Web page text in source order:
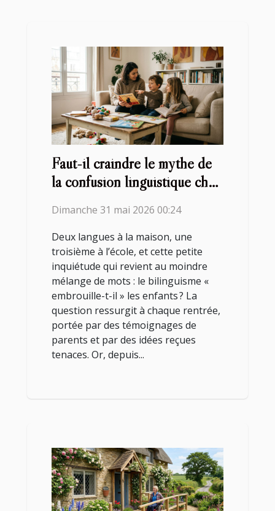
Faut-il craindre le mythe de
la confusion linguistique chez
Dimanche 31 mai 2026 00:24
Deux langues à la maison, une
troisième à l’école, et cette petite
inquiétude qui revient au moindre
mélange de mots : le bilinguisme «
embrouille-t-il » les enfants ? La
question ressurgit à chaque rentrée,
portée par des témoignages de
parents et par des idées reçues
tenaces. Or, depuis...